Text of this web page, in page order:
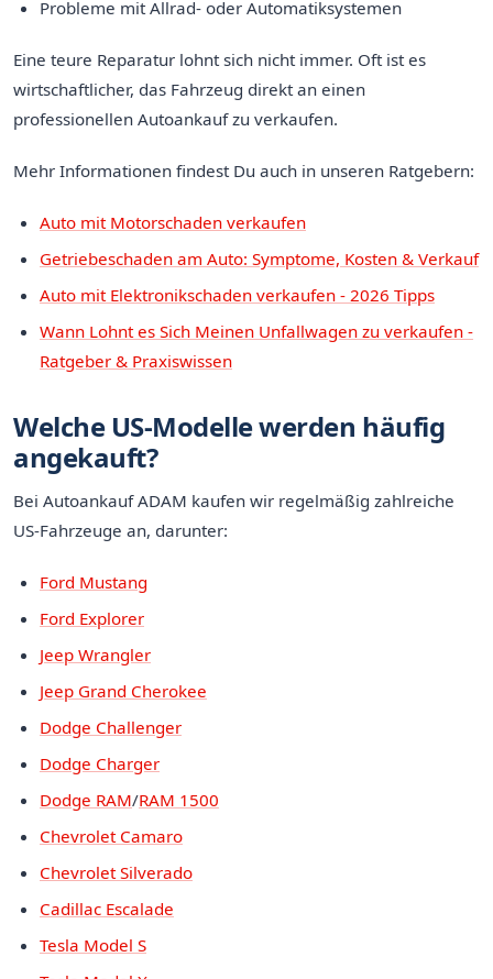
Probleme mit Allrad- oder Automatiksystemen
Eine teure Reparatur lohnt sich nicht immer. Oft ist es
wirtschaftlicher, das Fahrzeug direkt an einen
professionellen Autoankauf zu verkaufen.
Mehr Informationen findest Du auch in unseren Ratgebern:
Auto mit Motorschaden verkaufen
Getriebeschaden am Auto: Symptome, Kosten & Verkauf
Auto mit Elektronikschaden verkaufen - 2026 Tipps
Wann Lohnt es Sich Meinen Unfallwagen zu verkaufen -
Ratgeber & Praxiswissen
Welche US-Modelle werden häufig
angekauft?
Bei Autoankauf ADAM kaufen wir regelmäßig zahlreiche
US-Fahrzeuge an, darunter:
Ford Mustang
Ford Explorer
Jeep Wrangler
Jeep Grand Cherokee
Dodge Challenger
Dodge Charger
Dodge RAM/RAM 1500
Chevrolet Camaro
Chevrolet Silverado
Cadillac Escalade
Tesla Model S